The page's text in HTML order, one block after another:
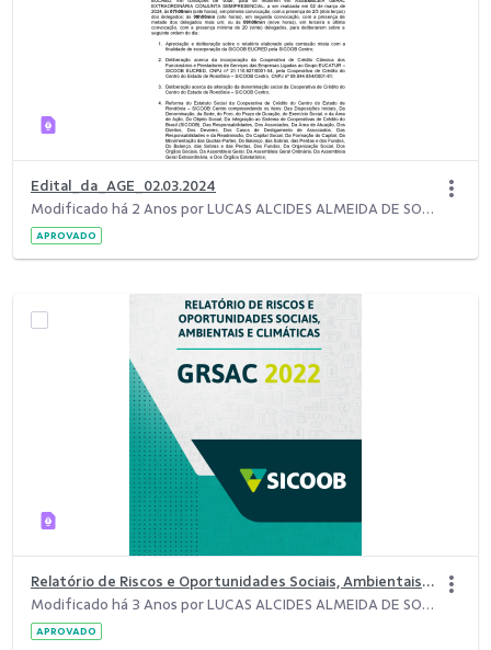
Edital_da_AGE_02.03.2024
Modificado há 2 Anos por LUCAS ALCIDES ALMEIDA DE SOUZA.
APROVADO
Relatório de Riscos e Oportunidades Sociais, Ambientais e Climática
Modificado há 3 Anos por LUCAS ALCIDES ALMEIDA DE SOUZA.
APROVADO